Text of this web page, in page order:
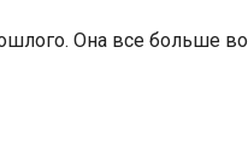
Она все больше